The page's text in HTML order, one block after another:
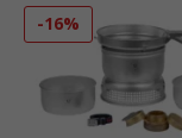
-16%